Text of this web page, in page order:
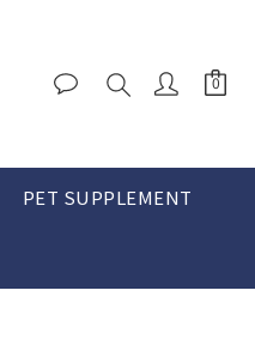
PET SUPPLEMENT